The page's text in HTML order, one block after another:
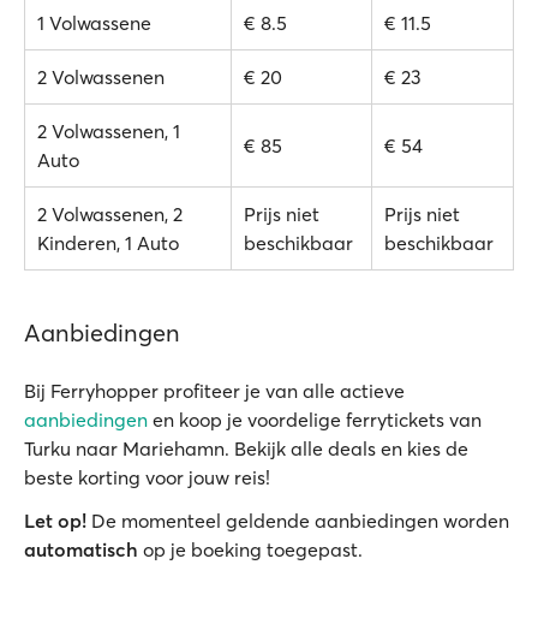
1 Volwassene € 8.5 € 11.5
2 Volwassenen € 20 € 23
2 Volwassenen, 1
Auto
€ 85 € 54
2 Volwassenen, 2
Kinderen, 1 Auto
Prijs niet
beschikbaar
Prijs niet
beschikbaar
Aanbiedingen
Bij Ferryhopper profiteer je van alle actieve
aanbiedingen en koop je voordelige ferrytickets van
Turku naar Mariehamn. Bekijk alle deals en kies de
beste korting voor jouw reis!
Let op! De momenteel geldende aanbiedingen worden
automatisch op je boeking toegepast.